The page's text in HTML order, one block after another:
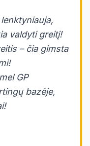
valdyti greitį!
– čia gimsta
GP
bazėje,